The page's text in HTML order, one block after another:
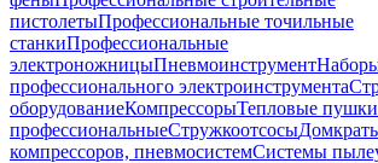
пистолетыПрофессиональные точильные
станкиПрофессиональные
электроножницыПневмоинструмент
профессионального электроинструмента
оборудованиеКомпрессорыТепловые пушки
профессиональныеСтружкоотсосы
компрессоров, пневмосистемСистемы